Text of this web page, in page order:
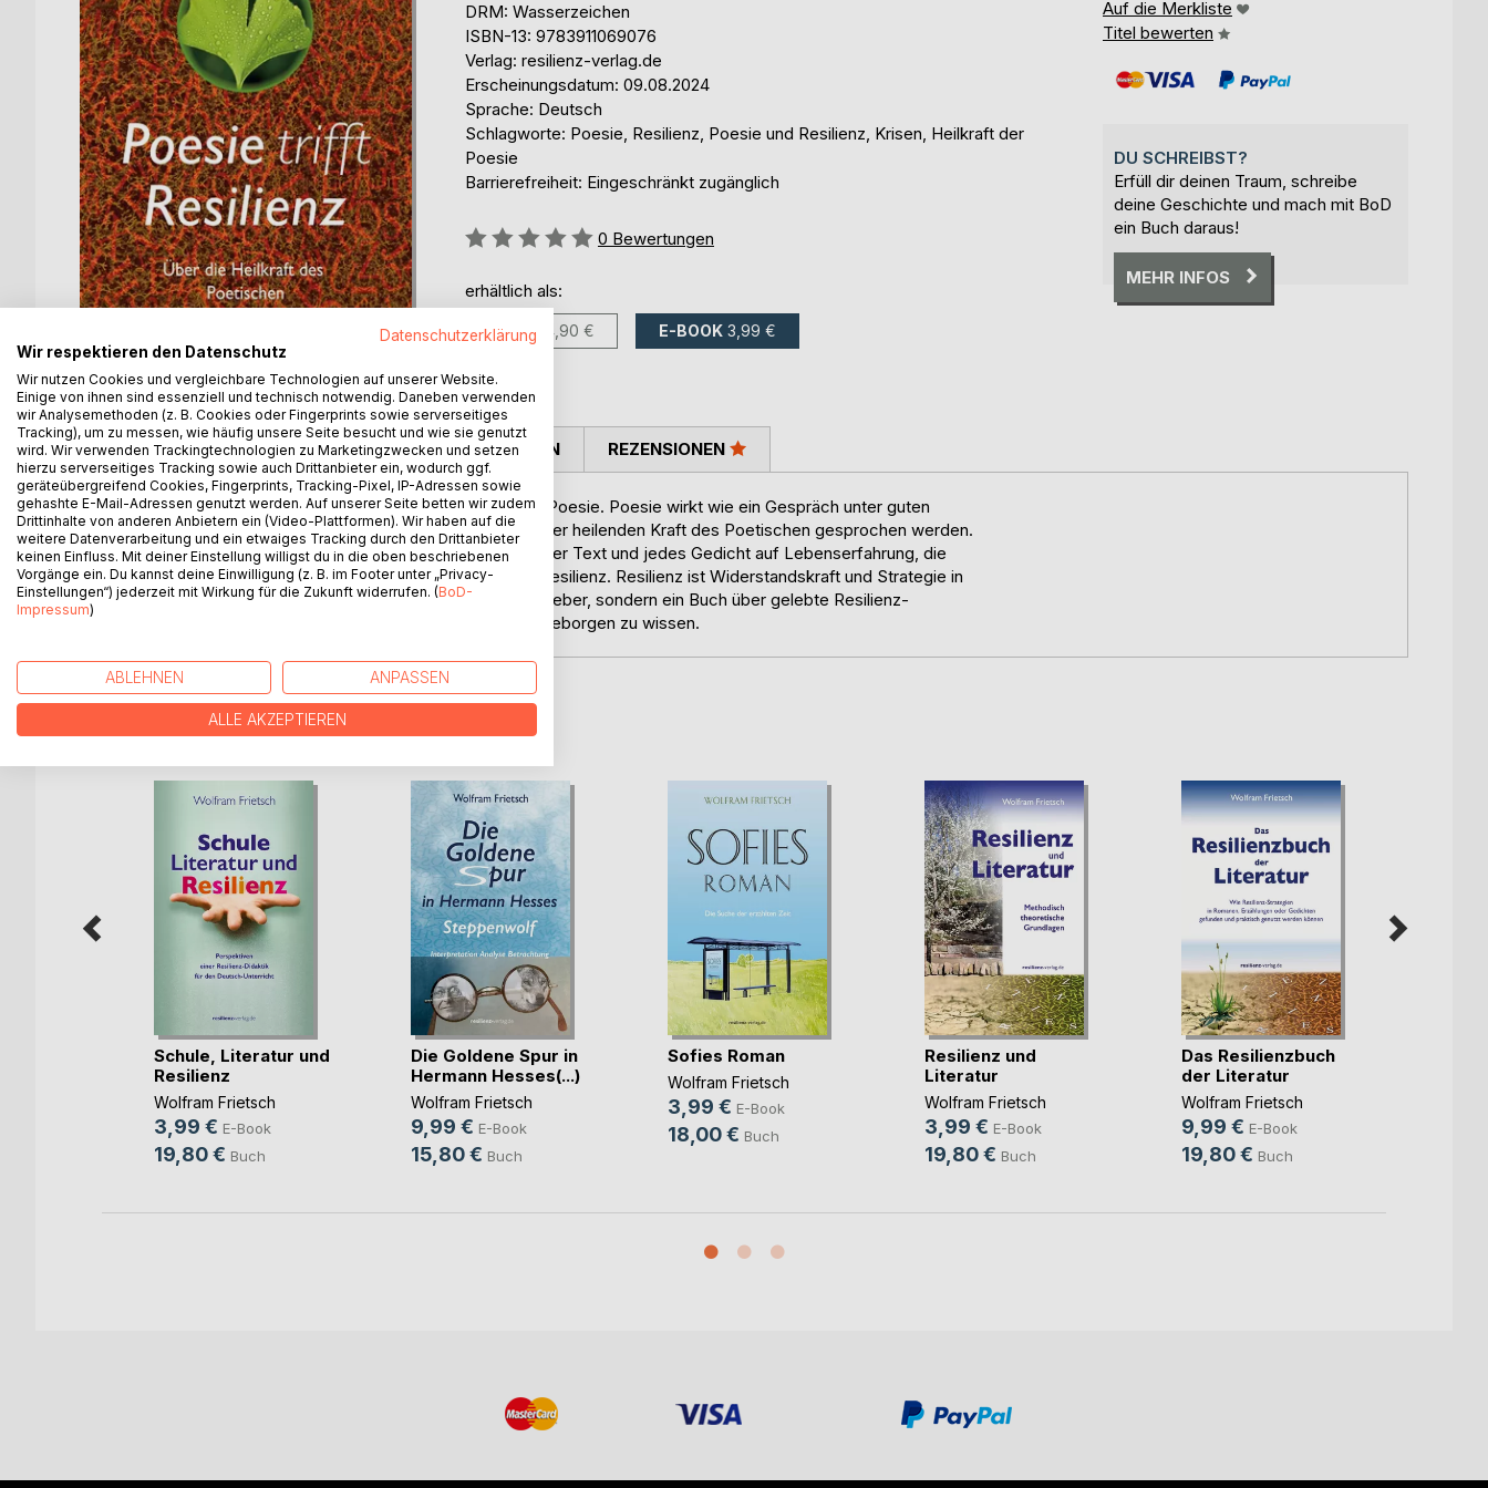
DRM: Wasserzeichen
ISBN-13: 9783911069076
Verlag: resilienz-verlag.de
Erscheinungsdatum: 09.08.2024
Sprache: Deutsch
Schlagworte: Poesie, Resilienz, Poesie und Resilienz, Krisen, Heilkraft der
Poesie
Barrierefreiheit: Eingeschränkt zugänglich
Bewertung::
0 Bewertungen
erhältlich als:
BUCH 14,90 € E-BOOK 3,99 €
Auf die Merkliste
Titel bewerten
DU SCHREIBST?
Erfüll dir deinen Traum, schreibe
deine Geschichte und mach mit BoD
ein Buch daraus!
MEHR INFOS
BESCHREIBUNG
Der Alltag ist Prosa. Der besondere Moment im Alltag ist Poesie. Poesie wirkt wie ein Gespräch unter guten
Freunden und wie Trost für die Seele. Deshalb kann von der heilenden Kraft des Poetischen gesprochen werden.
Alle Literatur entspringt der Lebenswelt. Somit basiert jeder Text und jedes Gedicht auf Lebenserfahrung, die
lesbar ist. Das Lesen erfolgt hier mit dem Schlüssel der Resilienz. Resilienz ist Widerstandskraft und Strategie in
schwierigen Lebenssituationen. Dieses Buch ist kein Ratgeber, sondern ein Buch über gelebte Resilienz-
Erfahrungen, die dazu beitragen, sich in der Welt wieder geborgen zu wissen.
AUTOR/IN PRESSESTIMMEN REZENSIONEN
WEITERE TITEL BEIBoD
Schule, Literatur und
Resilienz
Wolfram Frietsch
3,99 € E-Book
19,80 € Buch
Die Goldene Spur in
Hermann Hesses(...)
Wolfram Frietsch
9,99 € E-Book
15,80 € Buch
Sofies Roman
Wolfram Frietsch
3,99 € E-Book
18,00 € Buch
Resilienz und
Literatur
Wolfram Frietsch
3,99 € E-Book
19,80 € Buch
Das Resilienzbuch
der Literatur
Wolfram Frietsch
9,99 € E-Book
19,80 € Buch
Datenschutzerklärung
Wir respektieren den Datenschutz
Wir nutzen Cookies und vergleichbare Technologien auf unserer Website.
Einige von ihnen sind essenziell und technisch notwendig. Daneben verwenden
wir Analysemethoden (z. B. Cookies oder Fingerprints sowie serverseitiges
Tracking), um zu messen, wie häufig unsere Seite besucht und wie sie genutzt
wird. Wir verwenden Trackingtechnologien zu Marketingzwecken und setzen
hierzu serverseitiges Tracking sowie auch Drittanbieter ein, wodurch ggf.
geräteübergreifend Cookies, Fingerprints, Tracking-Pixel, IP-Adressen sowie
gehashte E-Mail-Adressen genutzt werden. Auf unserer Seite betten wir zudem
Drittinhalte von anderen Anbietern ein (Video-Plattformen). Wir haben auf die
weitere Datenverarbeitung und ein etwaiges Tracking durch den Drittanbieter
keinen Einfluss. Mit deiner Einstellung willigst du in die oben beschriebenen
Vorgänge ein. Du kannst deine Einwilligung (z. B. im Footer unter „Privacy-
Einstellungen“) jederzeit mit Wirkung für die Zukunft widerrufen. (BoD-
Impressum)
ABLEHNEN ANPASSEN
ALLE AKZEPTIEREN